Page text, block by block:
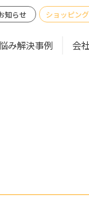
み解決事例 会
知らせ ショッピン